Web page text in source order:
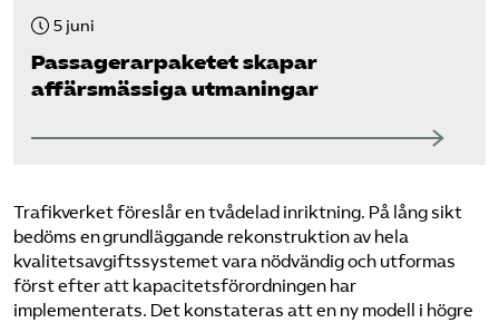
5 juni
Passagerarpaketet skapar
affärsmässiga utmaningar
Trafikverket föreslår en tvådelad inriktning. På lång sikt
bedöms en grundläggande rekonstruktion av hela
kvalitetsavgiftssystemet vara nödvändig och utformas
först efter att kapacitetsförordningen har
implementerats. Det konstateras att en ny modell i högre